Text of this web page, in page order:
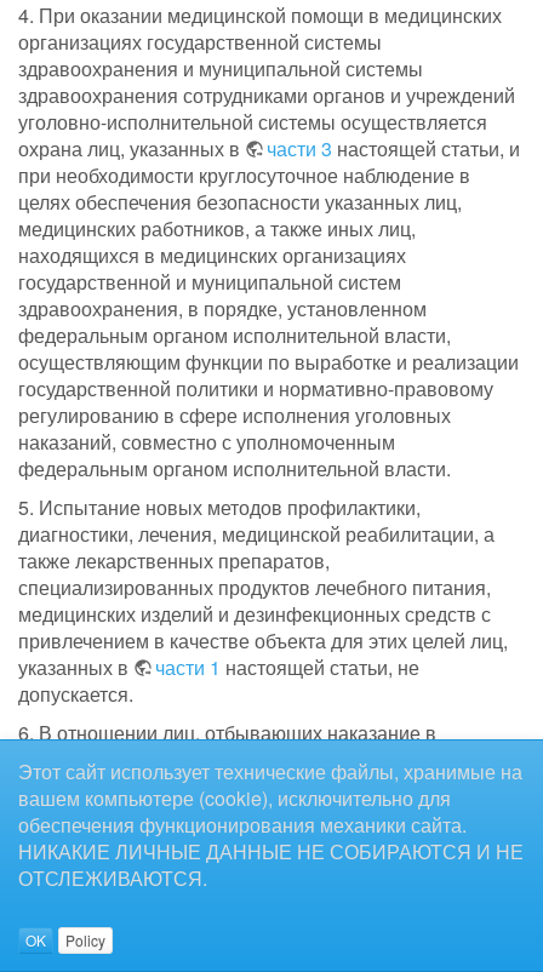
4. При оказании медицинской помощи в медицинских
организациях государственной системы
здравоохранения и муниципальной системы
здравоохранения сотрудниками органов и учреждений
уголовно-исполнительной системы осуществляется
охрана лиц, указанных в
части 3 настоящей статьи, и
при необходимости круглосуточное наблюдение в
целях обеспечения безопасности указанных лиц,
медицинских работников, а также иных лиц,
находящихся в медицинских организациях
государственной и муниципальной систем
здравоохранения, в порядке, установленном
федеральным органом исполнительной власти,
осуществляющим функции по выработке и реализации
государственной политики и нормативно-правовому
регулированию в сфере исполнения уголовных
наказаний, совместно с уполномоченным
федеральным органом исполнительной власти.
5. Испытание новых методов профилактики,
диагностики, лечения, медицинской реабилитации, а
также лекарственных препаратов,
специализированных продуктов лечебного питания,
медицинских изделий и дезинфекционных средств с
привлечением в качестве объекта для этих целей лиц,
указанных в
части 1 настоящей статьи, не
допускается.
6. В отношении лиц, отбывающих наказание в
учреждениях уголовно-исполнительной системы,
договор о добровольном медицинском страховании
расторгается.
7.
Порядокорганизации оказания медицинской
помощи, в том числе в медицинских организациях
здравоохранения, лицам, указанным в
настоящей статьи, устанавливается
Этот сайт использует технические файлы, хранимые на
вашем компьютере (cookie), исключительно для
обеспечения функционирования механики сайта.
НИКАКИЕ ЛИЧНЫЕ ДАННЫЕ НЕ СОБИРАЮТСЯ И НЕ
ОТСЛЕЖИВАЮТСЯ.
OK Policy